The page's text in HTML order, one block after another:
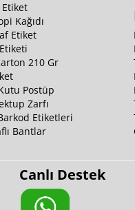
Kağıdı
Etiket
210 Gr
Postüp
Zarfı
Etiketleri
Bantlar
Canlı Destek